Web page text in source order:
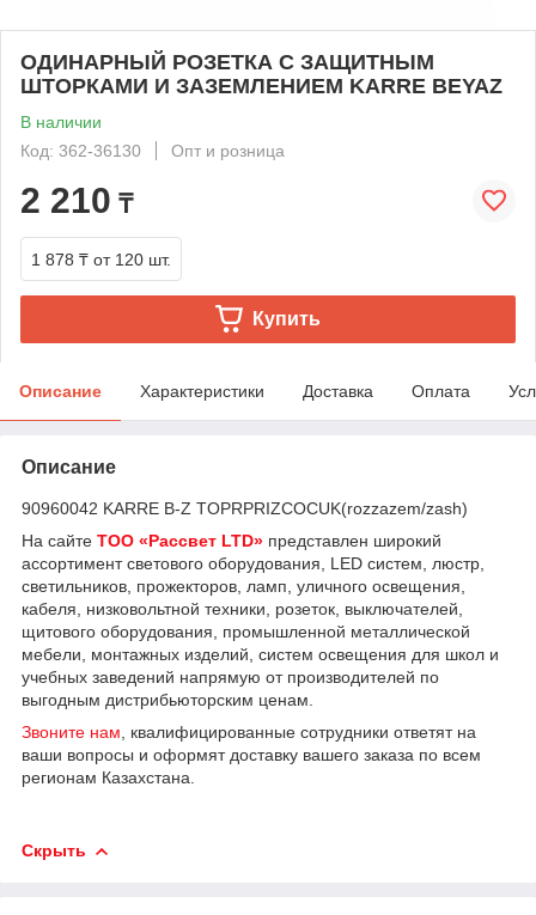
ОДИНАРНЫЙ РОЗЕТКА С ЗАЩИТНЫМ
ШТОРКАМИ И ЗАЗЕМЛЕНИЕМ KARRE BEYAZ
В наличии
Код: 362-36130
Опт и розница
2 210 ₸
1 878 ₸ от 120 шт.
Купить
Описание Характеристики Доставка Оплата
Описание
90960042 KARRE B-Z TOPRPRIZCOCUK(rozzazem/zash)
На сайте ТОО «Рассвет LTD» представлен широкий
ассортимент светового оборудования, LED систем, люстр,
светильников, прожекторов, ламп, уличного освещения,
кабеля, низковольтной техники, розеток, выключателей,
щитового оборудования, промышленной металлической
мебели, монтажных изделий, систем освещения для школ и
учебных заведений напрямую от производителей по
выгодным дистрибьюторским ценам.
Звоните нам , квалифицированные сотрудники ответят на
ваши вопросы и оформят доставку вашего заказа по всем
регионам Казахстана.
Скрыть